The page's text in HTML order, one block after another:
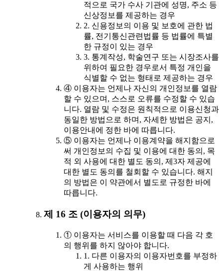
적으로 국가 수사 기관에 성명, 주소 등
신상정보를 제공하는 경우
2. 신용정보의 이용 및 보호에 관한 법
률, 전기통신관련법률 등 법률에 특별
한 규정이 있는 경우
3. 통계작성, 학술연구 또는 시장조사를
위하여 필요한 경우로서 특정 개인을
식별할 수 없는 형태로 제공하는 경우
④ 이용자는 언제나 자신의 개인정보를 열람
할 수 있으며, 스스로 오류를 수정할 수 있습
니다. 열람 및 수정은 원칙적으로 이용신청과
동일한 방법으로 하며, 자세한 방법은 공지,
이용안내에 정한 바에 따릅니다.
⑤ 이용자는 언제나 이용계약을 해지함으로
써 개인정보의 수집 및 이용에 대한 동의, 목
적 외 사용에 대한 별도 동의, 제3자 제공에
대한 별도 동의를 철회할 수 있습니다. 해지
의 방법은 이 약관에서 별도로 규정한 바에
따릅니다.
제 16 조 (이용자의 의무)
① 이용자는 서비스를 이용할 때 다음 각 호
의 행위를 하지 않아야 합니다.
1. 다른 이용자의 이용자번호를 부정하
게 사용하는 행위